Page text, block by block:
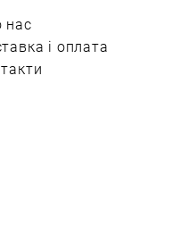
нас
і оплата